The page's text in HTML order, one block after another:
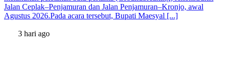
Jalan Ceplak–Penjamuran dan Jalan Penjamuran–Kronjo, awal
Agustus 2026.Pada acara tersebut, Bupati Maesyal [...]
3 hari ago